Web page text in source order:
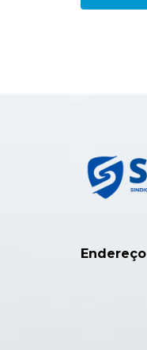
Endereço